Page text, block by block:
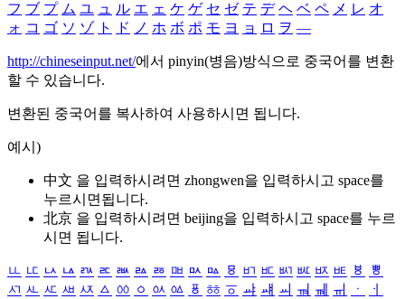
フ ブ プ ム ユ ュ ル エ ェ ケ ゲ セ ゼ テ デ ヘ ベ ペ メ レ オ
ォ コ ゴ ソ ゾ ト ド ノ ホ ボ ポ モ ヨ ョ ロ ヲ ―
http://chineseinput.net/에서 pinyin(병음)방식으로 중국어를 변환
할 수 있습니다.
변환된 중국어를 복사하여 사용하시면 됩니다.
예시)
中文 을 입력하시려면 zhongwen을 입력하시고 space를
누르시면됩니다.
北京 을 입력하시려면 beijing을 입력하시고 space를 누르
시면 됩니다.
ㅥ ㅦ ㅧ ㅨ ㅩ ㅪ ㅫ ㅬ ㅭ ㅮ ㅯ ㅰ ㅱ ㅲ ㅳ ㅴ ㅵ ㅶ ㅷ ㅸ
ㅹ
ㅺ ㅻ ㅼ ㅽ ㅾ ㅿ ㆀ ㆁ ㆂ ㆃ ㆄ ㆅ ㆆ ㆇ ㆈ ㆉ ㆊ ㆋ ㆌ ㆍ
ㆎ